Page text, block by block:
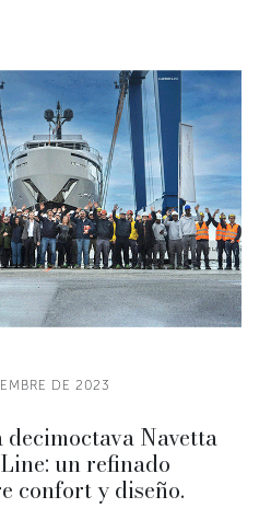
DE 2023
Navetta
un refinado
confort y diseño.